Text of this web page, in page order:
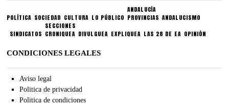
POLÍTICA SOCIEDAD CULTURA LO PÚBLICO
ANDALUCÍA
PROVINCIAS ANDALUCISMO
SINDICATOS
SECCIONES
CRONIQUEA DIVULGUEA EXPLIQUEA LAS 28 DE EA OPINIÓN
CONDICIONES LEGALES
Aviso legal
Politica de privacidad
Politica de condiciones